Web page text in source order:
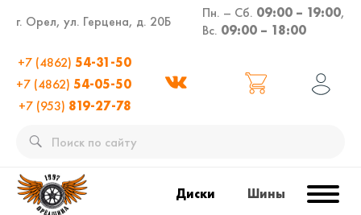
г. Орел, ул. Герцена, д. 20Б
Пн. – Сб. 09:00 – 19:00,
Вс. 09:00 – 18:00
+7 (4862) 54-31-50
+7 (4862) 54-05-50
+7 (953) 819-27-78
Диски Шины